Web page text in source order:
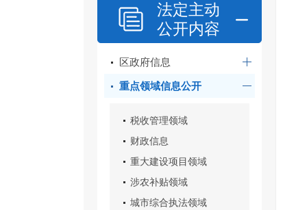
法定主动
公开内容
区政府信息
重点领域信息公开
税收管理领域
财政信息
重大建设项目领域
涉农补贴领域
城市综合执法领域